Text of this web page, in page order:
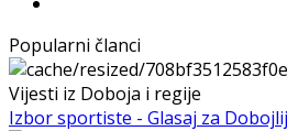
Popularni članci
Vijesti iz Doboja i regije
Izbor sportiste - Glasaj za